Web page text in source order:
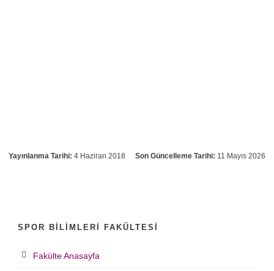
Yayınlanma Tarihi: 4 Haziran 2018 Son Güncelleme Tarihi: 11 Mayıs 2026
SPOR BILIMLERI FAKÜLTESI
Fakülte Anasayfa